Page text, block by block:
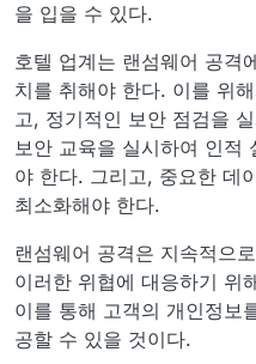
을 입을 수 있다.
호텔 업계는 랜섬웨어 공격
치를 취해야 한다. 이를 위
고, 정기적인 보안 점검을
보안 교육을 실시하여 인적
야 한다. 그리고, 중요한 데
최소화해야 한다.
랜섬웨어 공격은 지속적으
이러한 위협에 대응하기 위
이를 통해 고객의 개인정보
공할 수 있을 것이다.